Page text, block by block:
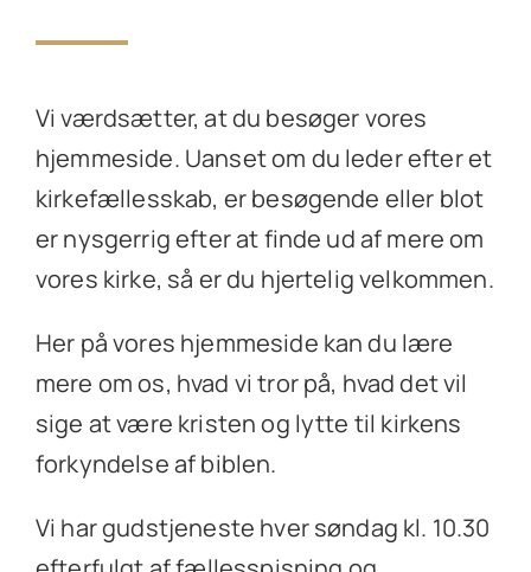
Vi værdsætter, at du besøger vores
hjemmeside. Uanset om du leder efter et
kirkefællesskab, er besøgende eller blot
er nysgerrig efter at finde ud af mere om
vores kirke, så er du hjertelig velkommen.
Her på vores hjemmeside kan du lære
mere om os, hvad vi tror på, hvad det vil
sige at være kristen og lytte til kirkens
forkyndelse af biblen.
Vi har gudstjeneste hver søndag kl. 10.30